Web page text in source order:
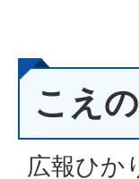
こえ
広報ひか